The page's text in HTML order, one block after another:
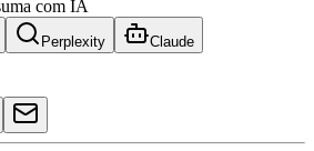
com IA
Perplexity
Claude